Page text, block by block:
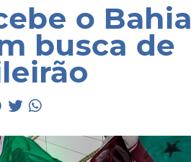
o Bahia
busca de